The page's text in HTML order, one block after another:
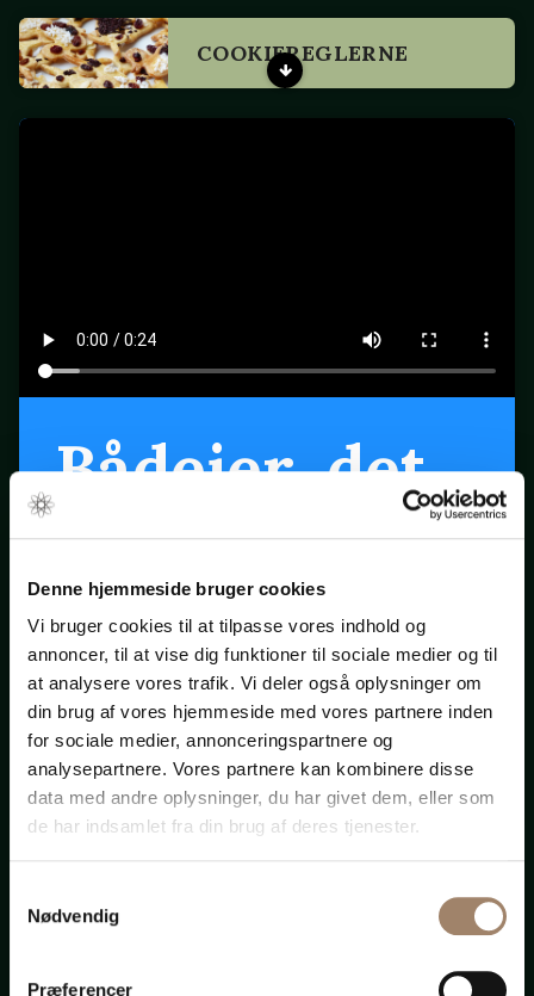
Denne hjemmeside bruger cookies
Vi bruger cookies til at tilpasse vores indhold og
annoncer, til at vise dig funktioner til sociale medier og til
at analysere vores trafik. Vi deler også oplysninger om
din brug af vores hjemmeside med vores partnere inden
for sociale medier, annonceringspartnere og
analysepartnere. Vores partnere kan kombinere disse
data med andre oplysninger, du har givet dem, eller som
de har indsamlet fra din brug af deres tjenester.
Nødvendig
Præferencer
COOKIEREGLERNE
Bådejer, det
er snart
forår ...
Klik på startpilen ovenfor
Bådadvokaten.dk
Advokat-